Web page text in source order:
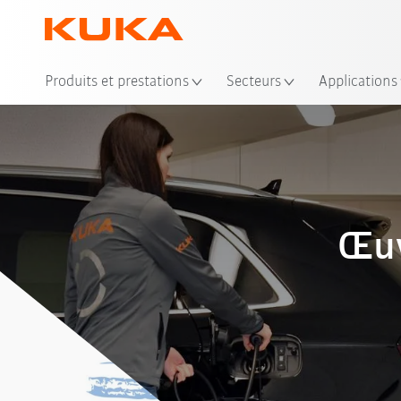
Produits et prestations Secteurs Applications